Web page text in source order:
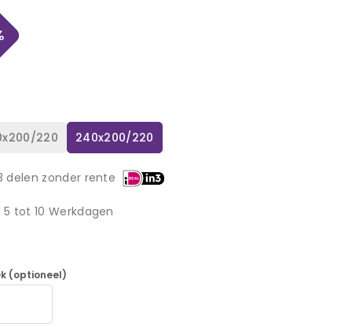
220 240x200/220
delen zonder rente
tot 10 Werkdagen
(optioneel)